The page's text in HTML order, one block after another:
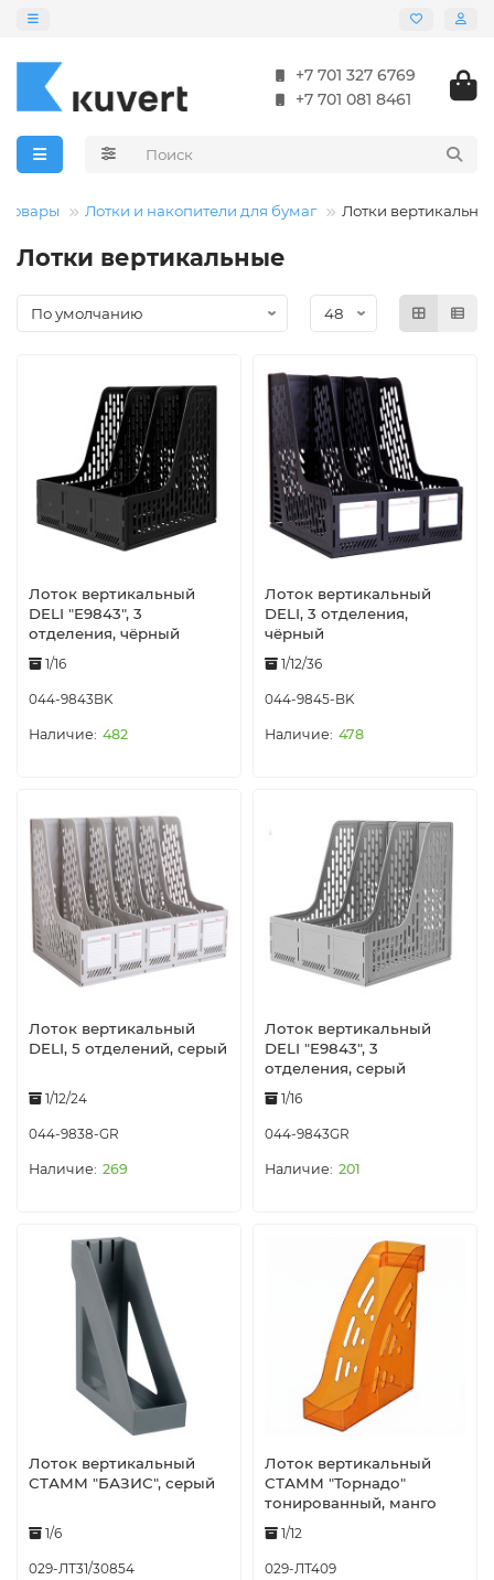
+7 701 327 6769
+7 701 081 8461
Лотки и накопители для бумаг Лотки
Лотки вертикальные
Лоток вертикальный
DELI "E9843", 3
отделения, чёрный
1/16
044-9843BK
482
Лоток вертикальный
DELI, 3 отделения,
чёрный
1/12/36
044-9845-BK
478
Лоток вертикальный
DELI, 5 отделений, серый
1/12/24
044-9838-GR
269
Лоток вертикальный
DELI "E9843", 3
отделения, серый
1/16
044-9843GR
201
Лоток вертикальный
СТАММ "БАЗИС", серый
1/6
029-ЛТ31/30854
Лоток вертикальный
СТАММ "Торнадо"
тонированный, манго
1/12
029-ЛТ409